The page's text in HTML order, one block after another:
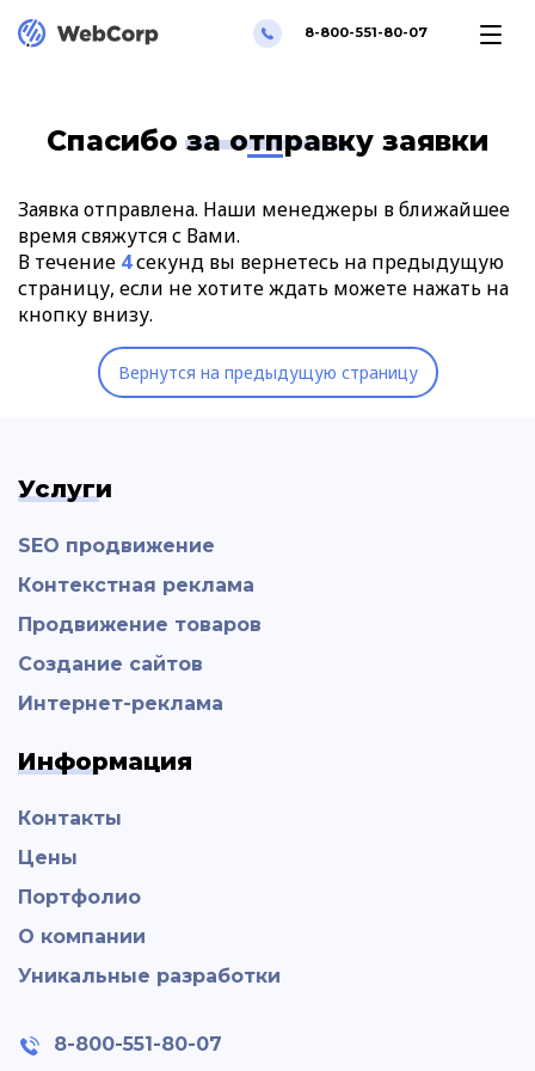
8-800-551-80-07
Спасибо за отправку заявки
Заявка отправлена. Наши менеджеры в ближайшее
время свяжутся с Вами.
В течение 4секунд вы вернетесь на предыдущую
страницу, если не хотите ждать можете нажать на
кнопку внизу.
Вернутся на предыдущую страницу
Услуги
SEO продвижение
Контекстная реклама
Продвижение товаров
Создание сайтов
Интернет-реклама
Информация
Контакты
Цены
Портфолио
О компании
Уникальные разработки
8-800-551-80-07